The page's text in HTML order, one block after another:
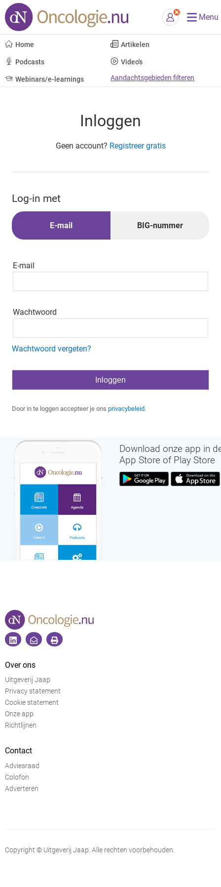
Menu
Home Artikelen
Podcasts Video's
Webinars/e-learnings Aandachtsgebieden filteren
Inloggen
Geen account? Registreer gratis
Log-in met
E-mail
E-mail
Wachtwoord
Wachtwoord vergeten?
Door in te loggen accepteer je ons privacybeleid.
BIG-nummer
Download onze app in
App Store of Play Store
Over ons
Uitgeverij Jaap
Privacy statement
Cookie statement
Onze app
Richtlijnen
Contact
Adviesraad
Colofon
Adverteren
Copyright © Uitgeverij Jaap. Alle rechten voorbehouden.